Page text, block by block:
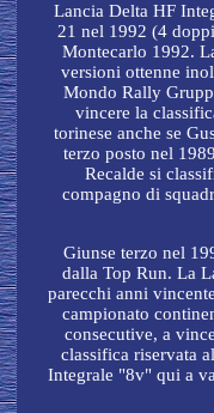
Lancia Delta HF
21 nel 1992 (4
Montecarlo 1992.
versioni ottenne
Mondo Rally
vincere la
torinese anche se
terzo posto nel
Recalde si
compagno di
Giunse terzo nel
dalla Top Run. La
parecchi anni
campionato
consecutive, a
classifica riservata
Integrale "8v" qui a